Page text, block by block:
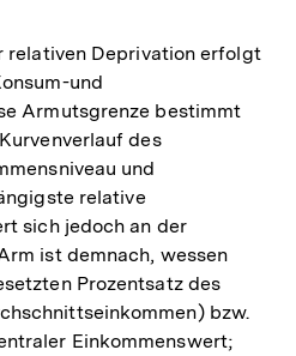
der
relativen Deprivation erfolgt
und
Armutsgrenze bestimmt
des
und
relative
sich jedoch an der
ist demnach, wessen
Prozentsatz des
bzw.
Einkommenswert;